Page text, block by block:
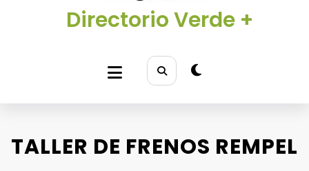
Directorio Verde +
TALLER DE FRENOS REMPEL